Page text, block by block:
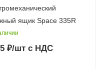
ящик Space 335R
₽/штс НДС